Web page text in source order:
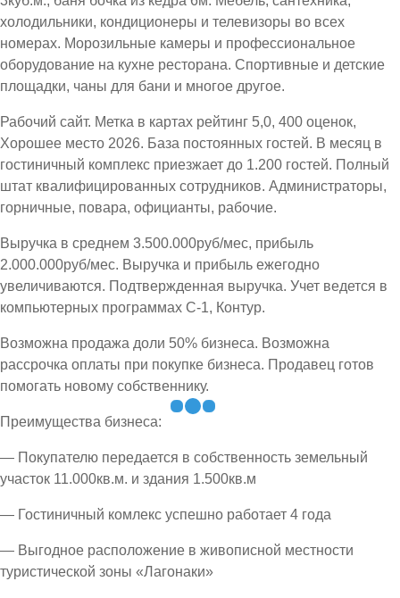
холодильники, кондиционеры и телевизоры во всех
номерах. Морозильные камеры и профессиональное
оборудование на кухне ресторана. Спортивные и детские
площадки, чаны для бани и многое другое.
Рабочий сайт. Метка в картах рейтинг 5,0, 400 оценок,
Хорошее место 2026. База постоянных гостей. В месяц в
гостиничный комплекс приезжает до 1.200 гостей. Полный
штат квалифицированных сотрудников. Администраторы,
горничные, повара, официанты, рабочие.
Выручка в среднем 3.500.000руб/мес, прибыль
2.000.000руб/мес. Выручка и прибыль ежегодно
увеличиваются. Подтвержденная выручка. Учет ведется в
компьютерных программах С-1, Контур.
Возможна продажа доли 50% бизнеса. Возможна
рассрочка оплаты при покупке бизнеса. Продавец готов
помогать новому собственнику.
Преимущества бизнеса:
— Покупателю передается в собственность земельный
участок 11.000кв.м. и здания 1.500кв.м
— Гостиничный комлекс успешно работает 4 года
— Выгодное расположение в живописной местности
туристической зоны «Лагонаки»